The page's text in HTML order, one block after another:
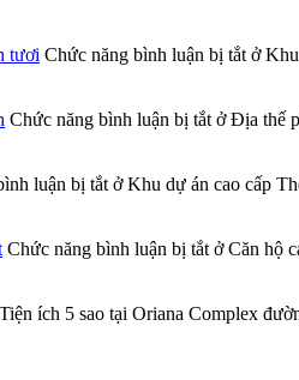
tươi Chức năng bình luận bị tắtở Khu
Chức năng bình luận bị tắtở Địa thế
luận bị tắtở Khu dự án cao cấp
Chức năng bình luận bị tắtở Căn hộ
ích 5 sao tại Oriana Complex